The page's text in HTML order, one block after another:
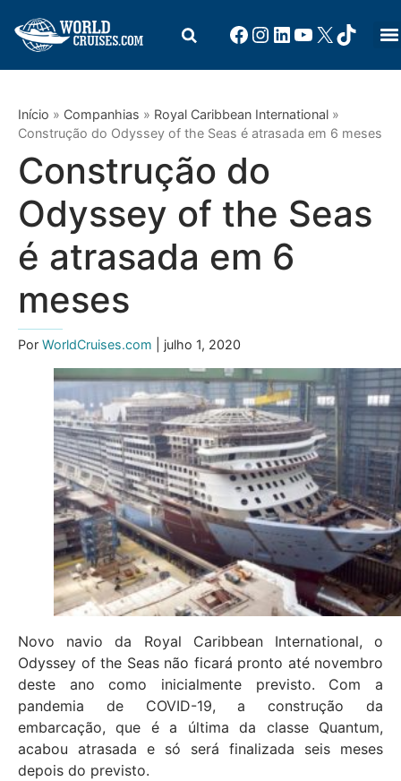
Início » Companhias » Royal Caribbean International »
Construção do Odyssey of the Seas é atrasada em 6 meses
Construção do
Odyssey of the Seas
é atrasada em 6
meses
Por WorldCruises.com | julho 1, 2020
Novo navio da Royal Caribbean International, o
Odyssey of the Seas não ficará pronto até novembro
deste ano como inicialmente previsto. Com a
pandemia de COVID-19, a construção da
embarcação, que é a última da classe Quantum,
acabou atrasada e só será finalizada seis meses
depois do previsto.